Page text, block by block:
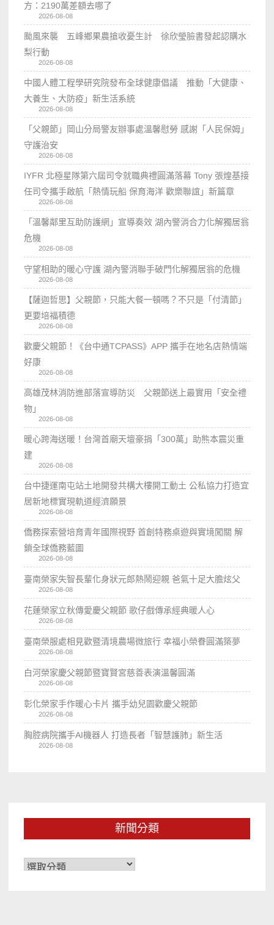
方：2190萬差額去哪了
2026-08-08
颱風來襲 五峰鄉果農搶收憂生計 徐欣瑩臉書發起認購水
梨行動
2026-08-08
中國人體工程學研究院發布全球健康倡議 推動「大健康、
大養生、大防疫」新生活系統
2026-08-08
「父親節」岡山分局警友辦事處溫馨慰勞 感謝「人民保姆」
守護治安
2026-08-08
IYFR 北極星隊第六屆司令就職典禮圓滿落幕 Tony 張煌基接
任司令攜手啟航「熱情玩船 保育海洋 歡樂聯誼」新篇章
2026-08-08
「溫馨鄰里互助防護網」宣導奏效 湖內警消合力化解獨居翁
危機
2026-08-08
守望相助的暖心守護 湖內警消聯手破門化解獨居翁的危機
2026-08-08
【薩迦哲思】父親節，只能大餐一頓嗎？不只是「付清節」
更要培福積德
2026-08-08
歡慶父親節！《台中通TCPASS》APP 攜手在地名店熱情端
好康
2026-08-08
高雄茂林消防進部落宣導防災 父親節送上最實用「安全禮
物」
2026-08-08
暖心跨海送暖！台灣首廟天壇豪捐「300萬」助熊本震災重
建
2026-08-08
台中捷運南屯站土地開發共構大樓開工動土 公私協力打造宜
居新地標實現軌道經濟願景
2026-08-08
僑務探索營培育青年國際視野 首創特務桌遊與實境闖關 解
鎖全球僑務藍圖
2026-08-08
臺南榮家失智長輩化身狀元郎熱鬧迎親 爸氣十足大膽炫父
2026-08-08
花蓮榮家立秋傳愛慶父親節 歌仔戲傳承經典暖人心
2026-08-08
臺南榮服處相見歡暨清境農場微旅行 幸福小榮眷圓滿築夢
2026-08-08
白河榮家慶父親節暨寶賢宮慈善表演溫馨圓滿
2026-08-08
彰化榮家手作暖心卡片 攜手幼兒園歡慶父親節
2026-08-08
胸腔病院攜手AI機器人 打造長者「智慧護肺」新生活
2026-08-08
新聞分類
新